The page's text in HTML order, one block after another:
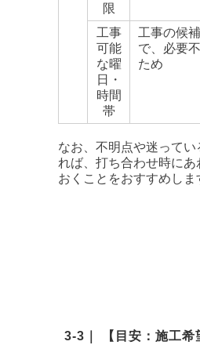
限
工事
可能
な曜
日・
時間
帯
工事の候
で、必要
ため
なお、不明点や迷ってい
れば、打ち合わせ時にあ
おくことをおすすめしま
3-3｜ 【目安：施工希